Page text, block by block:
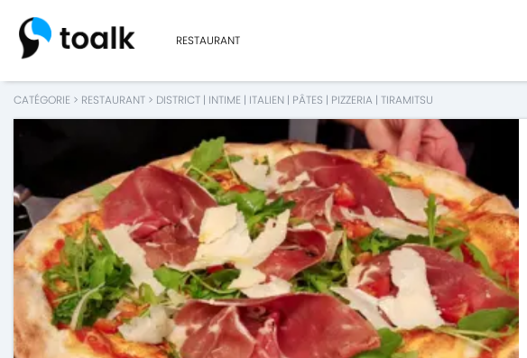
RESTAURANT
CATÉGORIE > RESTAURANT > DISTRICT | INTIME | ITALIEN | PÂTES | PIZZERIA | TIRAMITSU